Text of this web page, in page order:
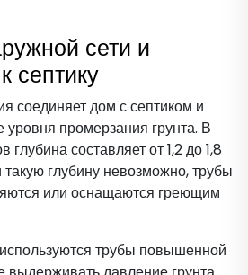
сети и
септику
соединяет дом с септиком и
промерзания грунта. В
глубина составляет от 1,2 до 1,8
глубину невозможно, трубы
или оснащаются греющим
трубы повышенной